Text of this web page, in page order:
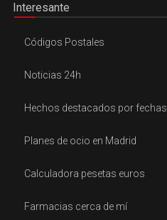
Interesante
Códigos Postales
Noticias 24h
Hechos destacados por fechas
Planes de ocio en Madrid
Calculadora pesetas euros
Farmacias cerca de mí